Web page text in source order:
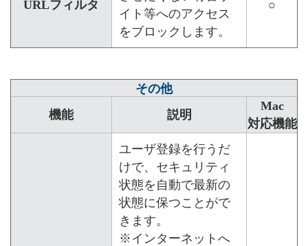
URLフィルタ
イト等へのアクセス
をブロックします。
○
その他
機能 説明
Mac
対応機能
ユーザ登録を行うだ
けで、セキュリティ
状態を自動で最新の
状態に保つことがで
きます。
※インターネットへ